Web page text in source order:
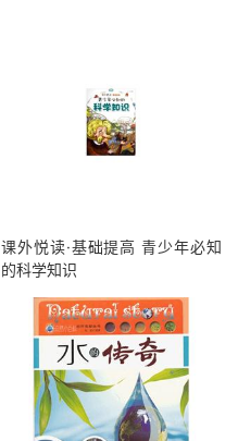
课外悦读·基础提高 青少年必知
的科学知识